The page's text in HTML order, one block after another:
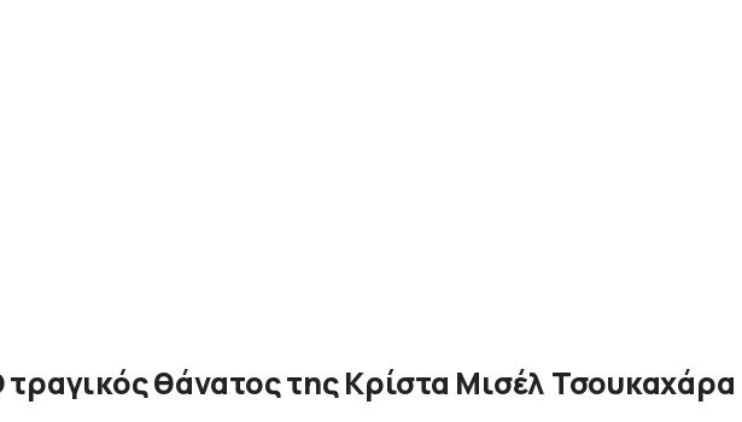
τραγικός θάνατος της Κρίστα Μισέλ Τσουκαχάρα